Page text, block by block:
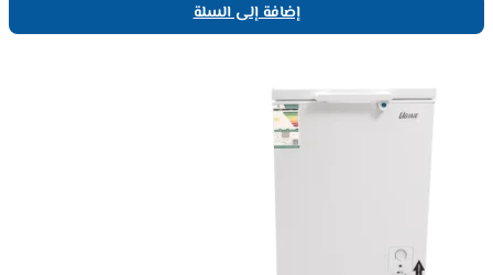
إضافة إلى السلة